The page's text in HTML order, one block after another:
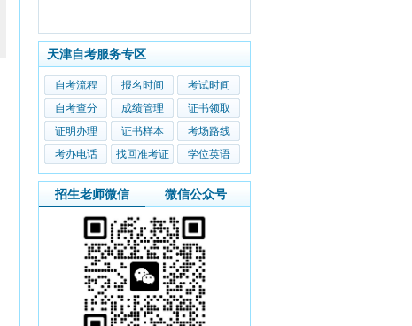
天津自考服务专区
自考流程 报名时间
考试时间
自考查分
成绩管理
证书领取
证明办理
证书样本
考场路线
考办电话
找回准考证 学位英语
招生老师微信 微信公众号